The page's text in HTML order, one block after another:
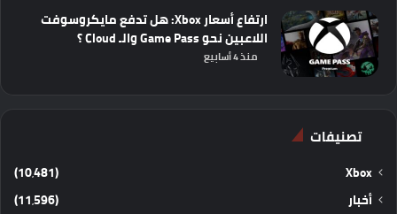
ارتفاع أسعار Xbox: هل تدفع مايكروسوفت
اللاعبين نحو Game Pass والـ Cloud ؟
منذ 4 أسابيع
تصنيفات
Xbox
(10٬481)
أخبار
(11٬596)